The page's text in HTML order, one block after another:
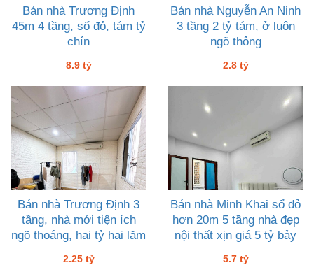
Bán nhà Trương Định
45m 4 tầng, sổ đỏ, tám tỷ
chín
8.9 tỷ
Bán nhà Nguyễn An Ninh
3 tầng 2 tỷ tám, ở luôn
ngõ thông
2.8 tỷ
Bán nhà Trương Định 3
tầng, nhà mới tiện ích
ngõ thoáng, hai tỷ hai lăm
2.25 tỷ
Bán nhà Minh Khai sổ đỏ
hơn 20m 5 tầng nhà đẹp
nội thất xịn giá 5 tỷ bảy
5.7 tỷ